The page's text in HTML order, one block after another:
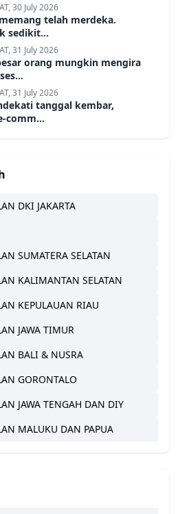
30 July 2026
telah merdeka.
sedikit...
31 July 2026
orang mungkin mengira
31 July 2026
tanggal kembar,
comm...
DKI JAKARTA
SUMATERA SELATAN
KALIMANTAN SELATAN
KEPULAUAN RIAU
JAWA TIMUR
BALI & NUSRA
GORONTALO
JAWA TENGAH DAN DIY
MALUKU DAN PAPUA